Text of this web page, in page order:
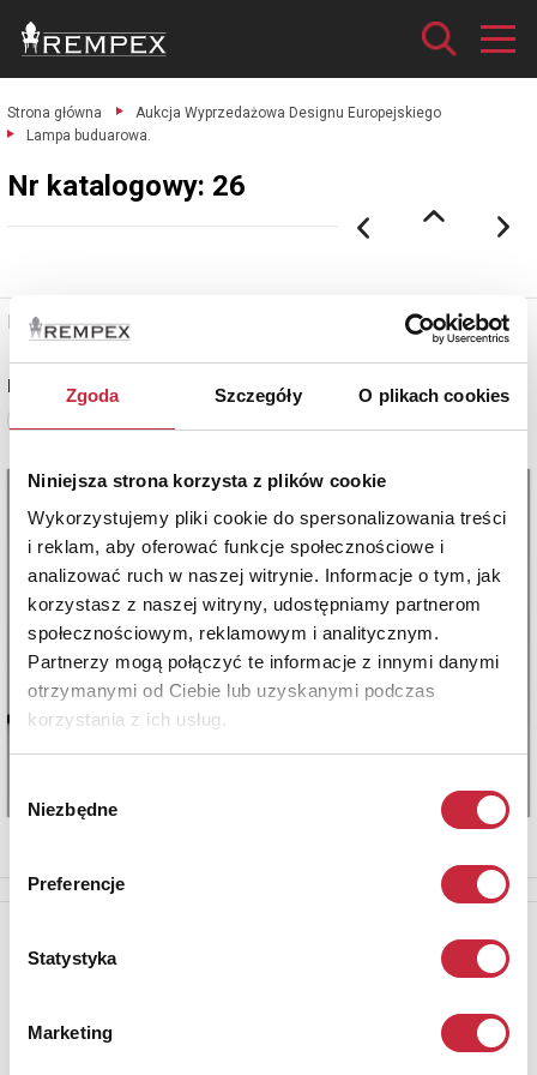
Zgoda Szczegóły O plikach cookies
Niniejsza strona korzysta z plików cookie
Wykorzystujemy pliki cookie do spersonalizowania treści
i reklam, aby oferować funkcje społecznościowe i
analizować ruch w naszej witrynie. Informacje o tym, jak
korzystasz z naszej witryny, udostępniamy partnerom
społecznościowym, reklamowym i analitycznym.
Partnerzy mogą połączyć te informacje z innymi danymi
otrzymanymi od Ciebie lub uzyskanymi podczas
korzystania z ich usług.
zgody
Niezbędne
Preferencje
Statystyka
Marketing
Strona główna
Aukcja Wyprzedażowa Designu Europejskiego
Lampa buduarowa.
Nr katalogowy: 26
Nr katalogowy: 26
Lampa buduarowa
Aby otrzymywać informacje o nowych aukcjach, prosimy podać